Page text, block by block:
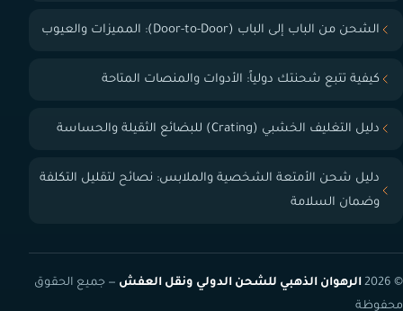
الشحن من الباب إلى الباب (Door-to-Door): المميزات والعيوب
كيفية تتبع شحنتك دولياً: الأدوات والمنصات المتاحة
دليل التغليف الخشبي (Crating) للبضائع الثقيلة والحساسة
دليل شحن الأمتعة الشخصية والملابس: نصائح لتقليل التكلفة
وضمان السلامة
© 2026 الرهوان الذهبي للشحن الدولي ونقل العفش — جميع الحقوق
محفوظة